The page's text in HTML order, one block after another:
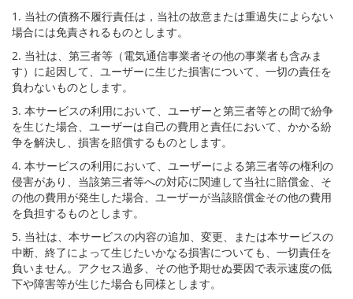
1. 当社の債務不履行責任は，当社の故意または重過失によらない
場合には免責されるものとします。
2. 当社は、第三者等（電気通信事業者その他の事業者も含みま
す）に起因して、ユーザーに生じた損害について、一切の責任を
負わないものとします。
3. 本サービスの利用において、ユーザーと第三者等との間で紛争
を生じた場合、ユーザーは自己の費用と責任において、かかる紛
争を解決し、損害を賠償するものとします。
4. 本サービスの利用において、ユーザーによる第三者等の権利の
侵害があり、当該第三者等への対応に関連して当社に賠償金、そ
の他の費用が発生した場合、ユーザーが当該賠償金その他の費用
を負担するものとします。
5. 当社は、本サービスの内容の追加、変更、または本サービスの
中断、終了によって生じたいかなる損害についても、一切責任を
負いません。アクセス過多、その他予期せぬ要因で表示速度の低
下や障害等が生じた場合も同様とします。